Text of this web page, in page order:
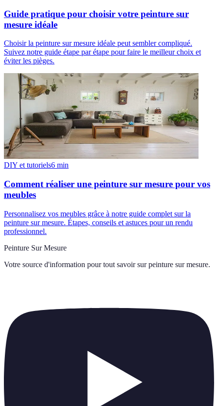
Guide pratique pour choisir votre peinture sur
mesure idéale
Choisir la peinture sur mesure idéale peut sembler compliqué.
Suivez notre guide étape par étape pour faire le meilleur choix et
éviter les pièges.
DIY et tutoriels6 min
Comment réaliser une peinture sur mesure pour vos
meubles
Personnalisez vos meubles grâce à notre guide complet sur la
peinture sur mesure. Étapes, conseils et astuces pour un rendu
professionnel.
Peinture Sur Mesure
Votre source d'information pour tout savoir sur peinture sur mesure.